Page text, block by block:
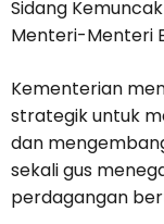
Sidang
Menteri-Menteri
Kementerian
strategik untuk
dan
sekali gus
perdagangan